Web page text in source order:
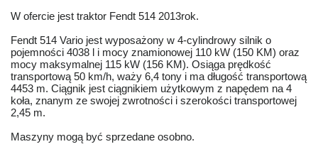
W ofercie jest traktor Fendt 514 2013rok.
Fendt 514 Vario jest wyposażony w 4-cylindrowy silnik o
pojemności 4038 l i mocy znamionowej 110 kW (150 KM) oraz
mocy maksymalnej 115 kW (156 KM). Osiąga prędkość
transportową 50 km/h, waży 6,4 tony i ma długość transportową
4453 m. Ciągnik jest ciągnikiem użytkowym z napędem na 4
koła, znanym ze swojej zwrotności i szerokości transportowej
2,45 m.
Maszyny mogą być sprzedane osobno.